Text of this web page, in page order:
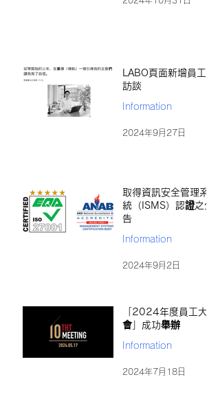
LABO頁面新增員工
訪談
Information
2024年9月27日
取得資訊安全管理系
統（ISMS）認證之公
告
Information
2024年9月2日
「2024年度員工大
會」成功舉辦
Information
2024年7月18日